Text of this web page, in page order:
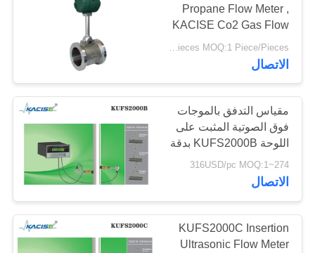
طلب
اقتباس
خريطة
الموقع
سياسة
الخصوصية
Propane Flow Meter ,
KACISE Co2 Gas Flow
Meter
US $199-390 / Pieces MOQ:1 Piece/Pieces
الاتصال
مقياس التدفق بالموجات
فوق الصوتية المثبت على
اللوحة KUFS2000B بدقة
±1% لأنابيب DN50-
MODBUS
274~316USD/pc MOQ:1
الاتصال
KUFS2000C Insertion
Ultrasonic Flow Meter